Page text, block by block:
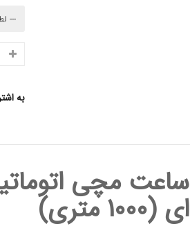
به
ساعت مچی
ای (1000 متری)